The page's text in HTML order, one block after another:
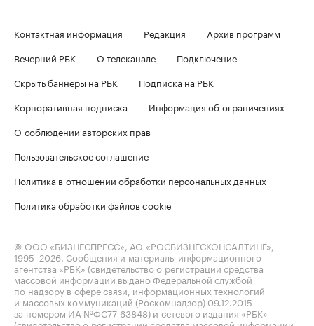
Контактная информация Редакция
Архив программ
Вечерний РБК
О телеканале
Подключение
Скрыть баннеры на РБК
Подписка на РБК
Корпоративная подписка
Информация об ограничениях
О соблюдении авторских прав
Пользовательское соглашение
Политика в отношении обработки персональных данных
Политика обработки файлов cookie
© ООО «БИЗНЕСПРЕСС», АО «РОСБИЗНЕСКОНСАЛТИНГ»,
1995–2026 . Сообщения и материалы информационного
агентства «РБК» (свидетельство о регистрации средства
массовой информации выдано Федеральной службой
по надзору в сфере связи, информационных технологий
и массовых коммуникаций (Роскомнадзор) 09.12.2015
за номером ИА №ФС77-63848) и сетевого издания «РБК»